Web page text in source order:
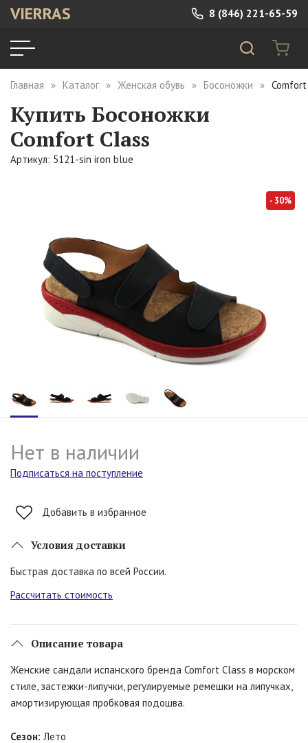
VIERRAS 8 (846) 221-65-59
Главная Каталог Женская обувь Босоножки
Купить Босоножки
Comfort Class
Артикул: 5121-sin iron blue
- 30%
Нет в наличии
Подписаться на поступление
Добавить в избранное
Условия доставки
Быстрая доставка по всей России.
Рассчитать стоимость
Описание товара
Женские сандали испанского бренда Comfort Class в морском
стиле, застежки-липучки, регулируемые ремешки на липучках,
амортизирующая пробковая подошва.
Сезон: Лето